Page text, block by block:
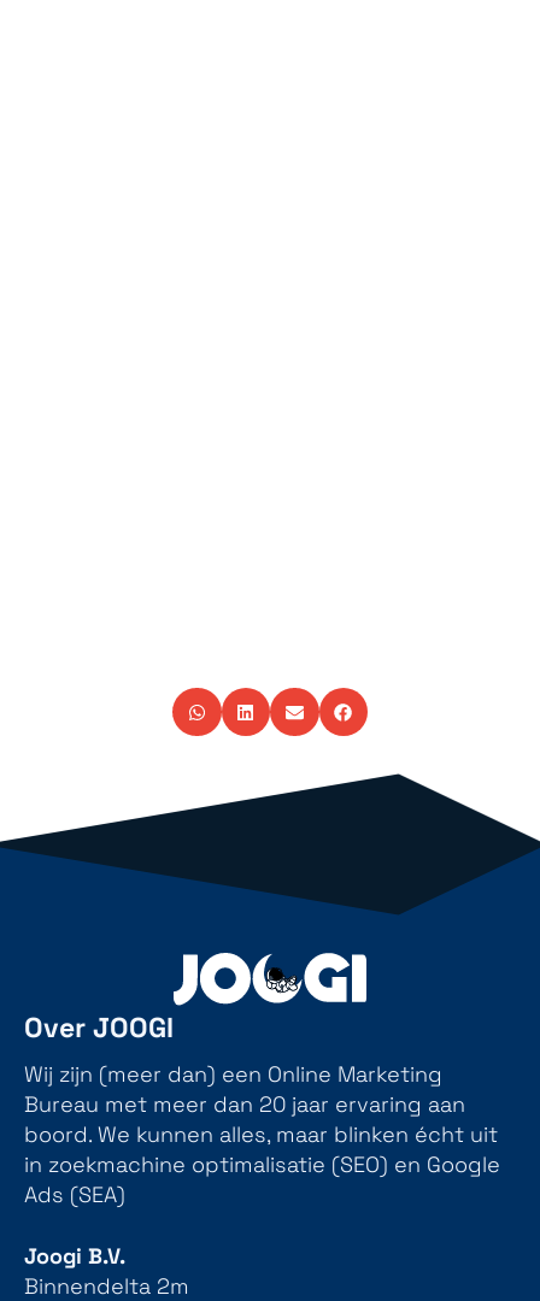
Over JOOGI
Wij zijn (meer dan) een Online Marketing
Bureau met meer dan 20 jaar ervaring aan
boord. We kunnen alles, maar blinken écht uit
in zoekmachine optimalisatie (SEO) en Google
Ads (SEA)
Joogi B.V.
Binnendelta 2m